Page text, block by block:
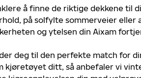
å finne de riktige dekkene til
på solfylte sommerveier eller
og ytelsen din Aixam
deg til den perfekte match for
kjøretøyet ditt, så anbefaler vi